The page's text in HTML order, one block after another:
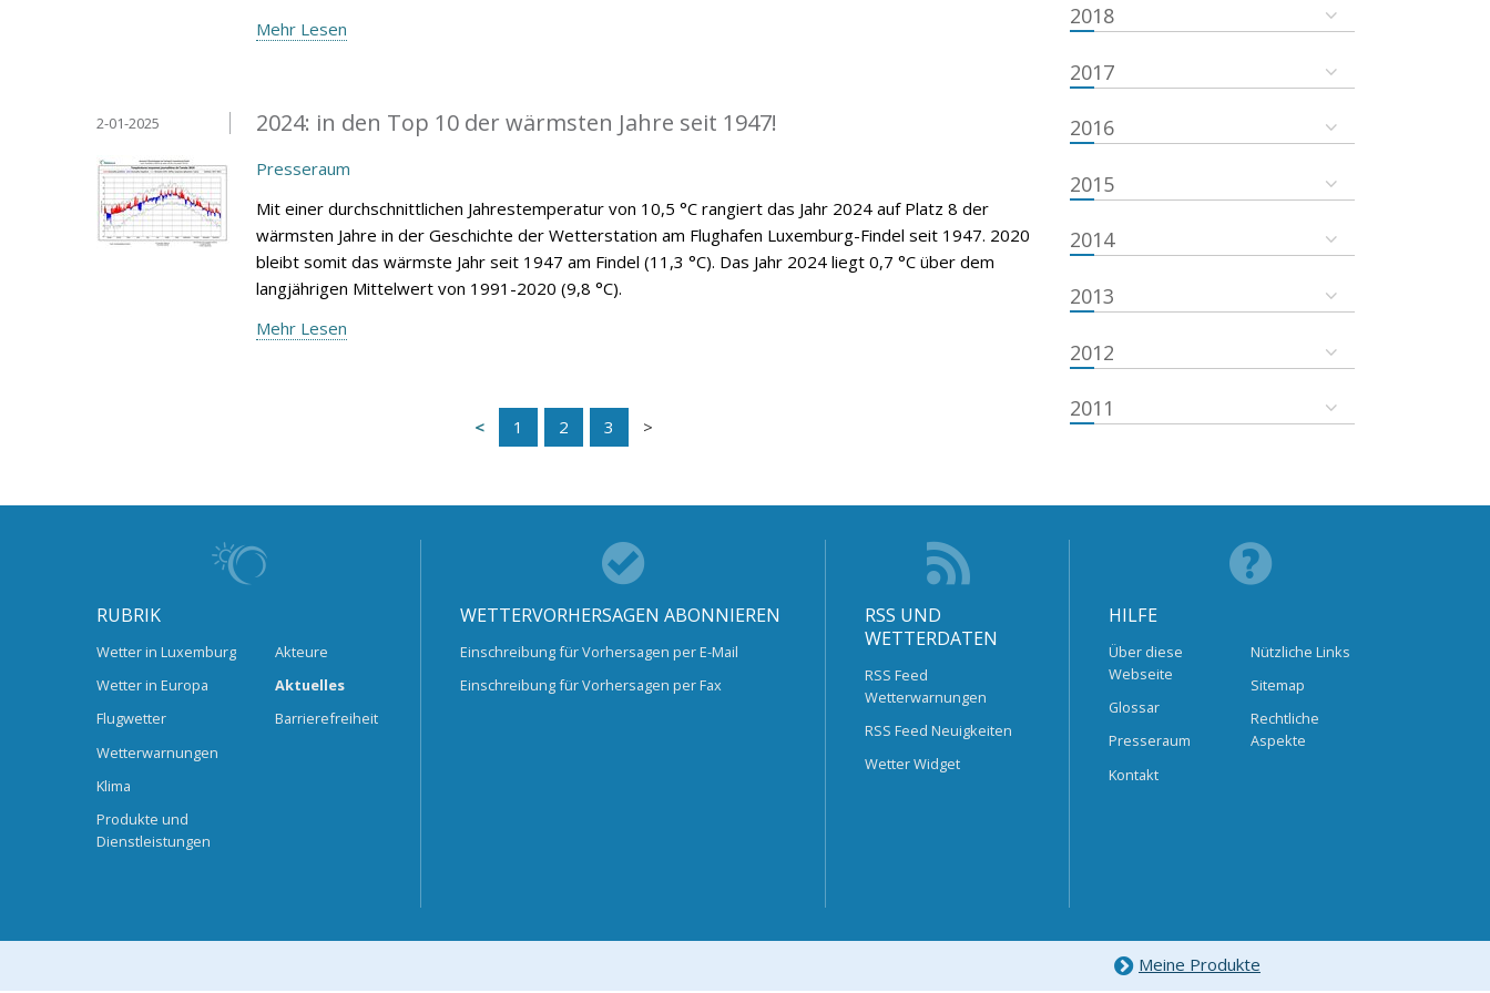
Mehr Lesen
2024: in den Top 10 der wärmsten Jahre seit 1947!
2-01-2025
Presseraum
Mit einer durchschnittlichen Jahrestemperatur von 10,5 °C rangiert das Jahr 2024 auf Platz 8 der
wärmsten Jahre in der Geschichte der Wetterstation am Flughafen Luxemburg-Findel seit 1947. 2020
bleibt somit das wärmste Jahr seit 1947 am Findel (11,3 °C). Das Jahr 2024 liegt 0,7 °C über dem
langjährigen Mittelwert von 1991-2020 (9,8 °C).
Mehr Lesen
1 2 3
2018
2017
2016
2015
2014
2013
2012
2011
RUBRIK
Wetter in Luxemburg
Wetter in Europa
Flugwetter
Wetterwarnungen
Klima
Produkte und
Dienstleistungen
Akteure
Aktuelles
Barrierefreiheit
WETTERVORHERSAGEN ABONNIEREN
Einschreibung für Vorhersagen per E-Mail
Einschreibung für Vorhersagen per Fax
RSS UND
WETTERDATEN
RSS Feed
Wetterwarnungen
RSS Feed Neuigkeiten
Wetter Widget
HILFE
Über diese
Webseite
Glossar
Presseraum
Kontakt
Nützliche Links
Sitemap
Rechtliche
Aspekte
Meine Produkte